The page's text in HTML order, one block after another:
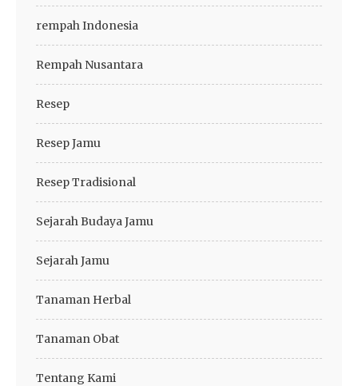
rempah Indonesia
Rempah Nusantara
Resep
Resep Jamu
Resep Tradisional
Sejarah Budaya Jamu
Sejarah Jamu
Tanaman Herbal
Tanaman Obat
Tentang Kami